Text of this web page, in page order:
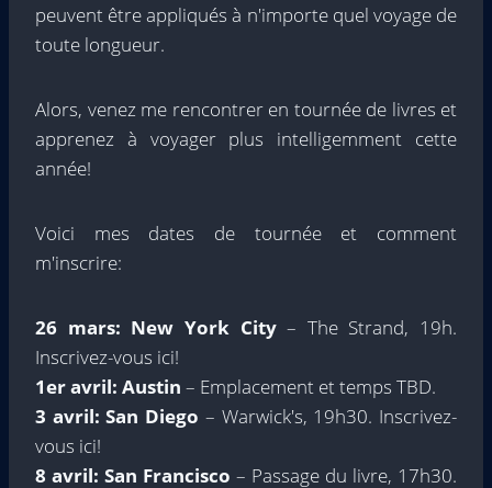
peuvent être appliqués à n'importe quel voyage de
toute longueur.
Alors, venez me rencontrer en tournée de livres et
apprenez à voyager plus intelligemment cette
année!
Voici mes dates de tournée et comment
m'inscrire:
26 mars: New York City– The Strand, 19h.
Inscrivez-vous ici!
1er avril: Austin – Emplacement et temps TBD.
3 avril: San Diego – Warwick's, 19h30. Inscrivez-
vous ici!
8 avril: San Francisco – Passage du livre, 17h30.